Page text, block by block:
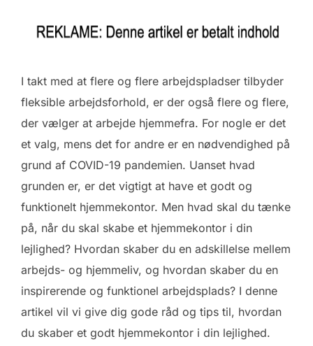
I takt med at flere og flere arbejdspladser tilbyder
fleksible arbejdsforhold, er der også flere og flere,
der vælger at arbejde hjemmefra. For nogle er det
et valg, mens det for andre er en nødvendighed på
grund af COVID-19 pandemien. Uanset hvad
grunden er, er det vigtigt at have et godt og
funktionelt hjemmekontor. Men hvad skal du tænke
på, når du skal skabe et hjemmekontor i din
lejlighed? Hvordan skaber du en adskillelse mellem
arbejds- og hjemmeliv, og hvordan skaber du en
inspirerende og funktionel arbejdsplads? I denne
artikel vil vi give dig gode råd og tips til, hvordan
du skaber et godt hjemmekontor i din lejlighed.